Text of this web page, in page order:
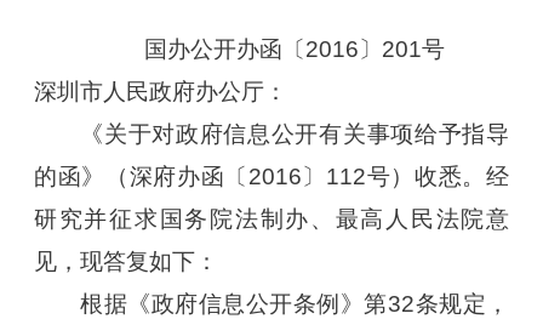
国办公开办函〔2016〕201号
深圳市人民政府办公厅：
《关于对政府信息公开有关事项给予指导
的函》（深府办函〔2016〕112号）收悉。经
研究并征求国务院法制办、最高人民法院意
见，现答复如下：
根据《政府信息公开条例》第32条规定，